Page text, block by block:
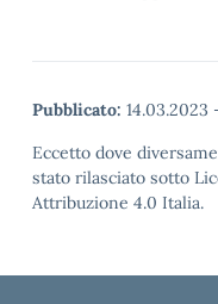
Pubblicato: 14.03.2023
Eccetto dove
stato rilasciato sotto
Attribuzione 4.0 Italia.